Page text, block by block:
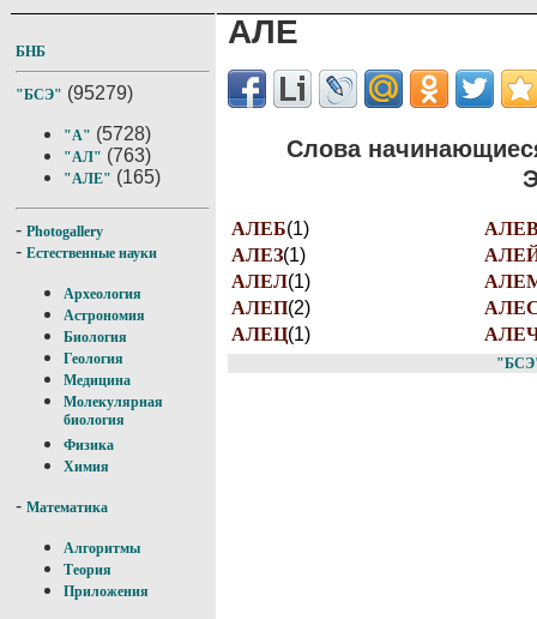
БНБ
"БСЭ" (95279)
"А" (5728)
"АЛ" (763)
"АЛЕ" (165)
- Photogallery
- Естественные науки
Археология
Астрономия
Биология
Геология
Медицина
Молекулярная
биология
Физика
Химия
- Математика
Алгоритмы
Теория
Приложения
АЛЕ
Слова
АЛЕБ(1)
АЛЕЗ(1)
АЛЕЛ(1)
АЛЕП(2)
АЛЕЦ(1)